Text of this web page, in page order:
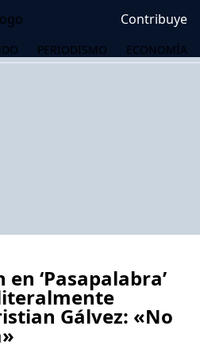
Contribuye
PERIODISMO ECONOMÍA
‘Pasapalabra’
Gálvez: «No